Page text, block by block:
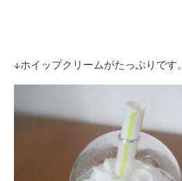
↓ホイップクリームがたっぷりです。